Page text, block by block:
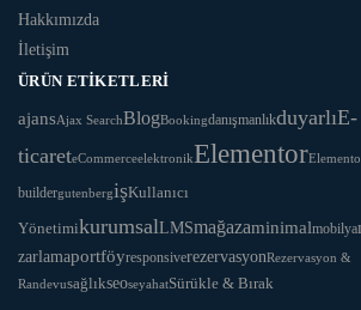
Hakkımızda
İletişim
ÜRÜN ETIKETLERI
ajansAjax SearchBlogBookingdanışmanlıkduyarlıE-
ticareteCommerceelektronikElementor
buildergutenbergişKullanıcı
YönetimikurumsalLMSmağazaminimalmobilya
zarlamaportföyresponsiverezervasyonRezervasyon &
RandevusağlıkseoseyahatSürükle & Bırak